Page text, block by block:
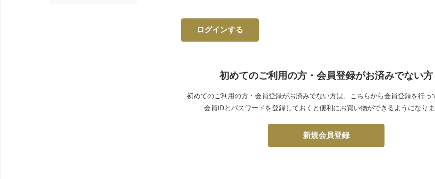
初めてのご利用の方・会員登録がお済みでない方
初めてのご利用の方・会員登録がお済みでない方は、こちらから会員登録を行っ
会員IDとパスワードを登録しておくと便利にお買い物ができるようになりま